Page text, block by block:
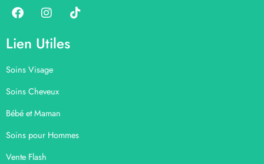
Lien Utiles
Soins Visage
Soins Cheveux
Bébé et Maman
Soins pour Hommes
Vente Flash